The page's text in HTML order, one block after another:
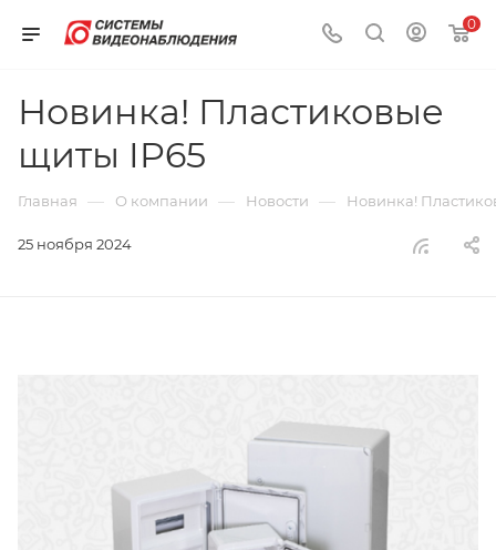
0
Новинка! Пластиковые
щиты IP65
Главная — О компании — Новости — Новинка!
25 ноября 2024